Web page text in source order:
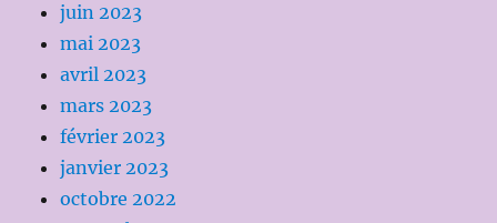
juin 2023
mai 2023
avril 2023
mars 2023
février 2023
janvier 2023
octobre 2022